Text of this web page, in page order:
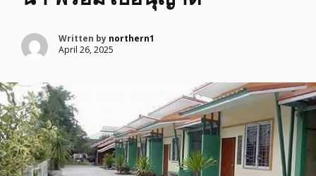
Written by northern1
April 26, 2025